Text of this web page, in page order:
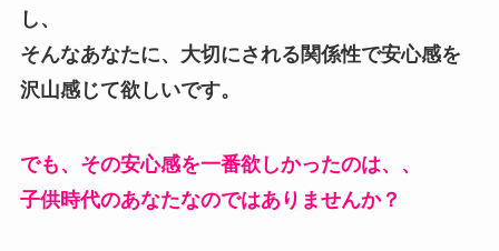
し、
そんなあなたに、大切にされる関係性で安心感を
沢山感じて欲しいです。
でも、その安心感を一番欲しかったのは、、
子供時代のあなたなのではありませんか？